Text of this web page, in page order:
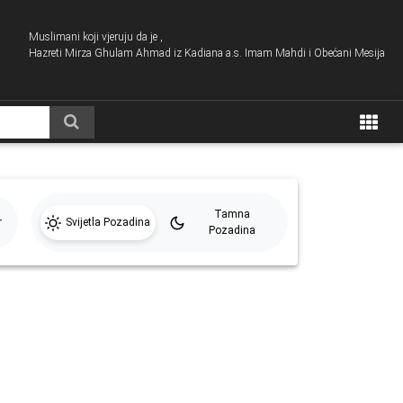
Muslimani koji vjeruju da je ,
Hazreti Mirza Ghulam Ahmad iz Kadiana a.s. Imam Mahdi i Obećani Mesija
Svijetla Pozadina
Tamna
Pozadina